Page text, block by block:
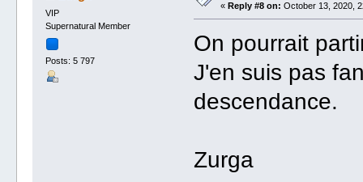
VIP
Supernatural Member
Posts: 5 797
« Reply #8 on: October 13, 2020,
On pourrait
J'en suis pas
descendance.
Zurga